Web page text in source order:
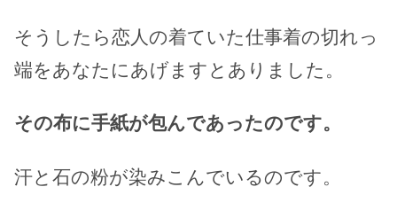
そうしたら恋人の着ていた仕事着の切れっ
端をあなたにあげますとありました。
その布に手紙が包んであったのです。
汗と石の粉が染みこんでいるのです。